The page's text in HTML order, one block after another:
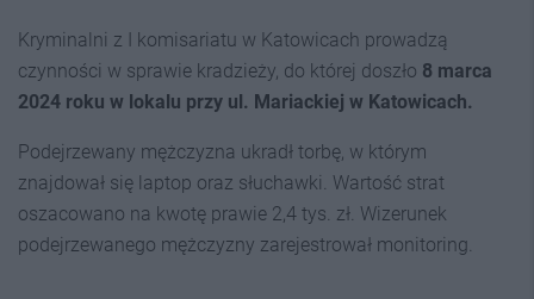
Kryminalni z I komisariatu w Katowicach prowadzą
czynności w sprawie kradzieży, do której doszło 8 marca
2024 roku w lokalu przy ul. Mariackiej w Katowicach.
Podejrzewany mężczyzna ukradł torbę, w którym
znajdował się laptop oraz słuchawki. Wartość strat
oszacowano na kwotę prawie 2,4 tys. zł. Wizerunek
podejrzewanego mężczyzny zarejestrował monitoring.